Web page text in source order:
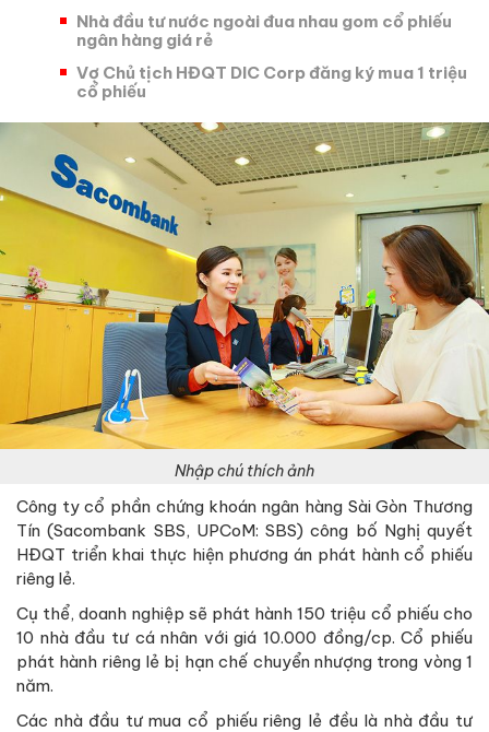
Nhà đầu tư nước ngoài đua nhau gom cổ phiếu
ngân hàng giá rẻ
Vợ Chủ tịch HĐQT DIC Corp đăng ký mua 1 triệu
cổ phiếu
Nhập chú thích ảnh
Công ty cổ phần chứng khoán ngân hàng Sài Gòn Thương
Tín (Sacombank SBS, UPCoM: SBS) công bố Nghị quyết
HĐQT triển khai thực hiện phương án phát hành cổ phiếu
riêng lẻ.
Cụ thể, doanh nghiệp sẽ phát hành 150 triệu cổ phiếu cho
10 nhà đầu tư cá nhân với giá 10.000 đồng/cp. Cổ phiếu
phát hành riêng lẻ bị hạn chế chuyển nhượng trong vòng 1
năm.
Các nhà đầu tư mua cổ phiếu riêng lẻ đều là nhà đầu tư